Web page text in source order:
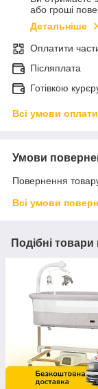
або гроші
Детальніше
Оплатити
Післяплата
Готівкою
Всі умови оплати
Умови
Повернення
Всі умови
Подібні товари